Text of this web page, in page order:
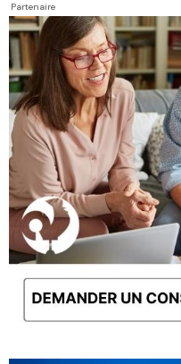
Partenaire